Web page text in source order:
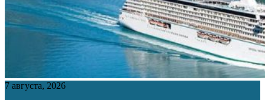
7 августа, 2026